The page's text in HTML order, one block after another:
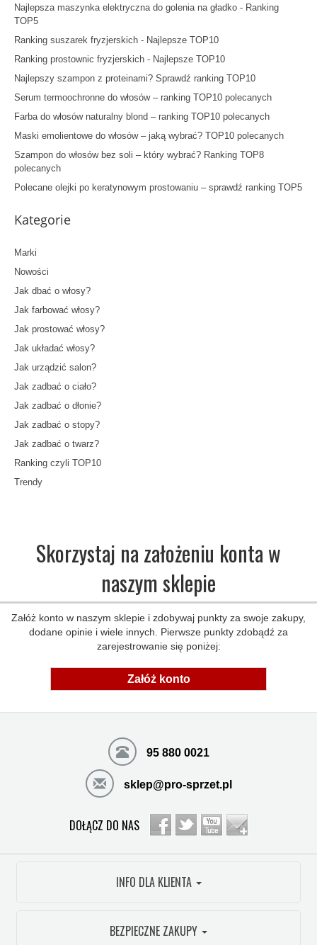
Najlepsza maszynka elektryczna do golenia na gładko - Ranking
TOP5
Ranking suszarek fryzjerskich - Najlepsze TOP10
Ranking prostownic fryzjerskich - Najlepsze TOP10
Najlepszy szampon z proteinami? Sprawdź ranking TOP10
Serum termoochronne do włosów – ranking TOP10 polecanych
Farba do włosów naturalny blond – ranking TOP10 polecanych
Maski emolientowe do włosów – jaką wybrać? TOP10 polecanych
Szampon do włosów bez soli – który wybrać? Ranking TOP8
polecanych
Polecane olejki po keratynowym prostowaniu – sprawdź ranking TOP5
Kategorie
Marki
Nowości
Jak dbać o włosy?
Jak farbować włosy?
Jak prostować włosy?
Jak układać włosy?
Jak urządzić salon?
Jak zadbać o ciało?
Jak zadbać o dłonie?
Jak zadbać o stopy?
Jak zadbać o twarz?
Ranking czyli TOP10
Trendy
Skorzystaj na założeniu konta w
naszym sklepie
Załóż konto w naszym sklepie i zdobywaj punkty za swoje zakupy,
dodane opinie i wiele innych. Pierwsze punkty zdobądź za
zarejestrowanie się poniżej:
Załóż konto
95 880 0021
sklep@pro-sprzet.pl
DOŁĄCZ DO NAS
INFO DLA KLIENTA
BEZPIECZNE ZAKUPY